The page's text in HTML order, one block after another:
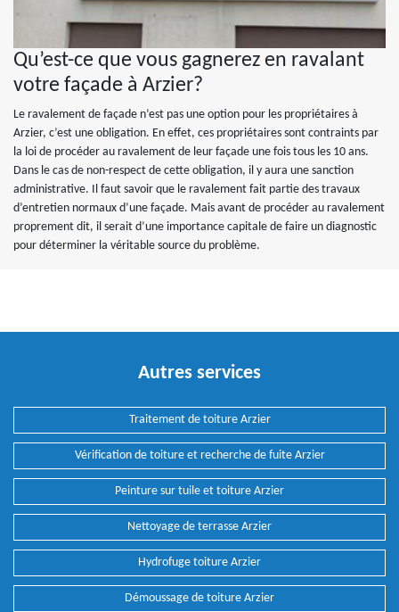
Qu’est-ce que vous gagnerez en ravalant
votre façade à Arzier?
Le ravalement de façade n’est pas une option pour les propriétaires à
Arzier, c’est une obligation. En effet, ces propriétaires sont contraints par
la loi de procéder au ravalement de leur façade une fois tous les 10 ans.
Dans le cas de non-respect de cette obligation, il y aura une sanction
administrative. Il faut savoir que le ravalement fait partie des travaux
d’entretien normaux d’une façade. Mais avant de procéder au ravalement
proprement dit, il serait d’une importance capitale de faire un diagnostic
pour déterminer la véritable source du problème.
Autres services
Traitement de toiture Arzier
Vérification de toiture et recherche de fuite Arzier
Peinture sur tuile et toiture Arzier
Nettoyage de terrasse Arzier
Hydrofuge toiture Arzier
Démoussage de toiture Arzier